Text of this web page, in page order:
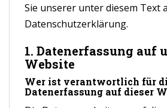
Sie unserer unter diesem Text
Datenschutzerklärung.
1. Datenerfassung auf
Website
Wer ist verantwortlich für
Datenerfassung auf dieser